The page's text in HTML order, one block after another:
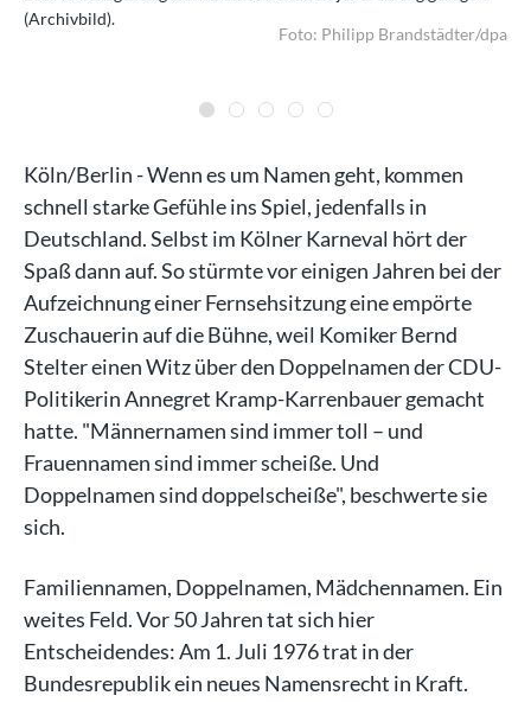
(Archivbild).
Foto: Philipp Brandstädter/dpa
Köln/Berlin - Wenn es um Namen geht, kommen
schnell starke Gefühle ins Spiel, jedenfalls in
Deutschland. Selbst im Kölner Karneval hört der
Spaß dann auf. So stürmte vor einigen Jahren bei der
Aufzeichnung einer Fernsehsitzung eine empörte
Zuschauerin auf die Bühne, weil Komiker Bernd
Stelter einen Witz über den Doppelnamen der CDU-
Politikerin Annegret Kramp-Karrenbauer gemacht
hatte. "Männernamen sind immer toll – und
Frauennamen sind immer scheiße. Und
Doppelnamen sind doppelscheiße", beschwerte sie
sich.
Familiennamen, Doppelnamen, Mädchennamen. Ein
weites Feld. Vor 50 Jahren tat sich hier
Entscheidendes: Am 1. Juli 1976 trat in der
Bundesrepublik ein neues Namensrecht in Kraft.